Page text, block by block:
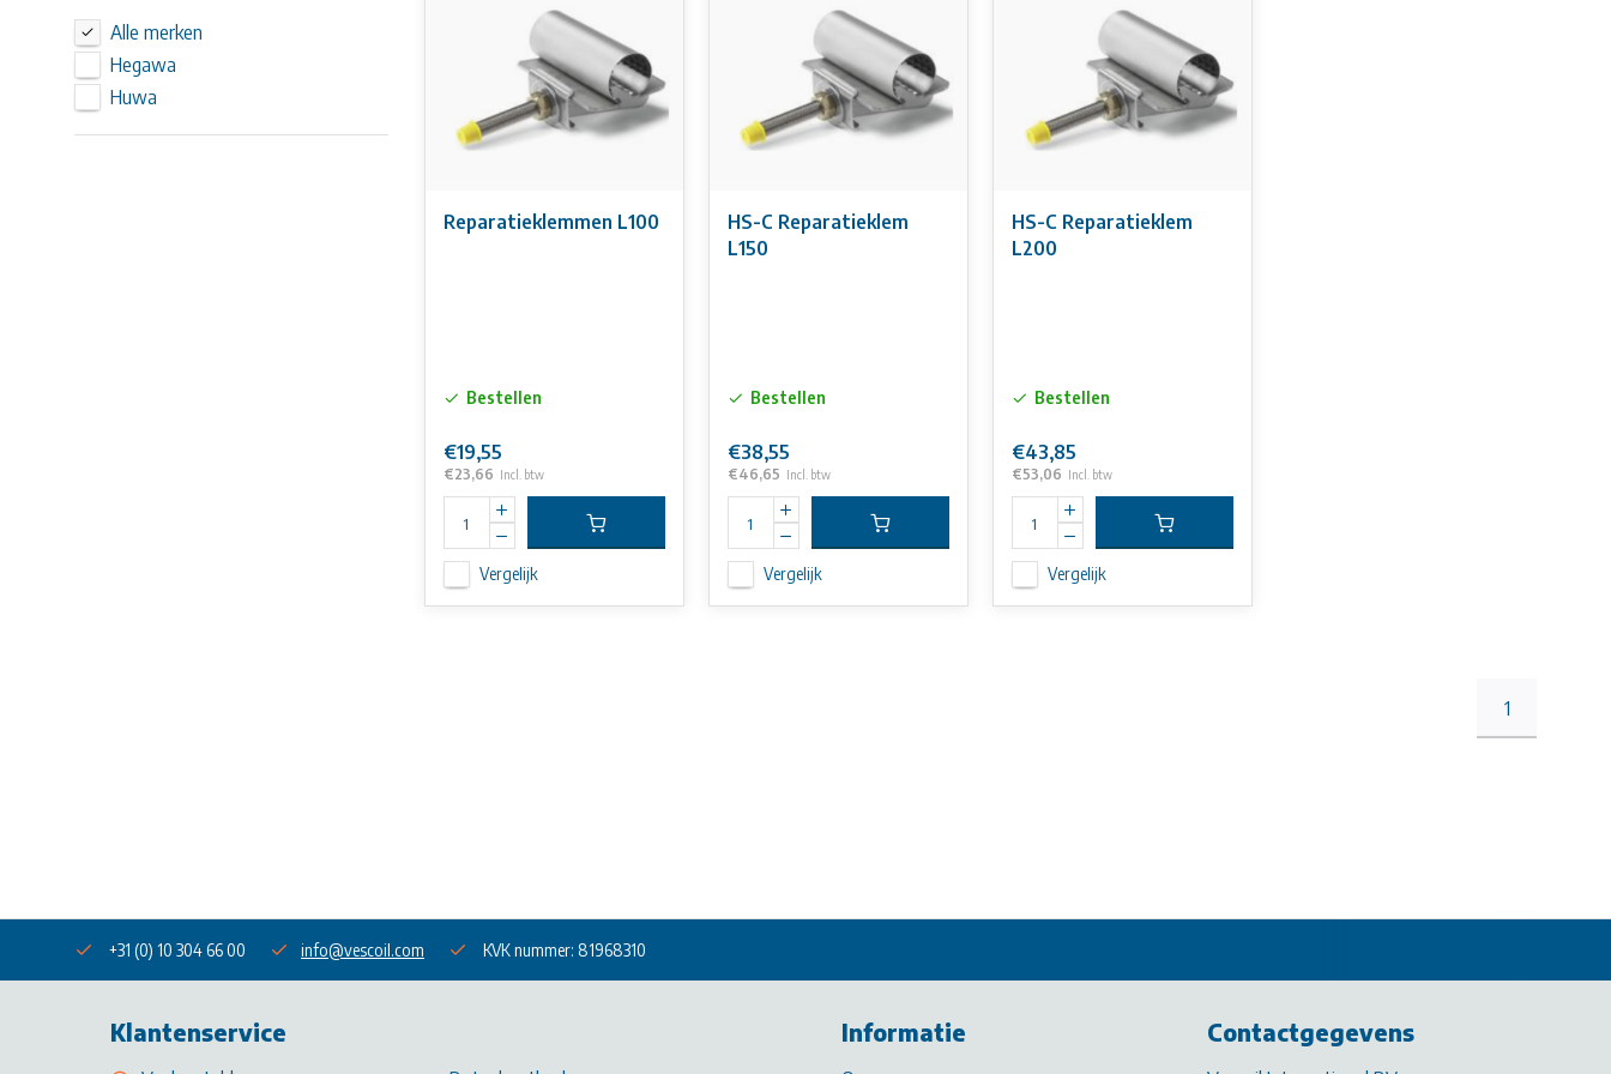
Alle merken
Hegawa
Huwa
Reparatieklemmen L100
Bestellen
€19,55
€23,66 Incl. btw
Vergelijk
HS-C Reparatieklem
L150
Bestellen
€38,55
€46,65 Incl. btw
Vergelijk
HS-C Reparatieklem
L200
Bestellen
€43,85
€53,06 Incl. btw
Vergelijk
1
+31 (0) 10 304 66 00 info@vescoil.com KVK nummer: 81968310
Klantenservice Informatie Contactgegevens